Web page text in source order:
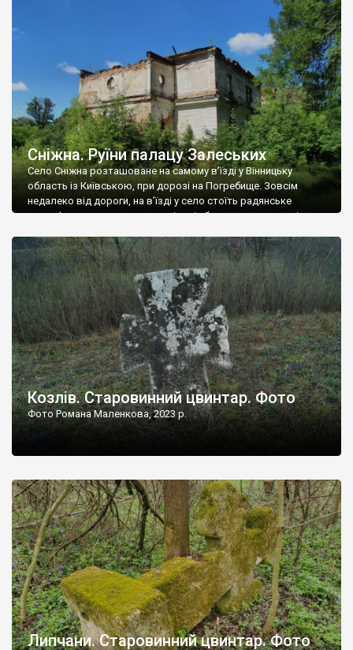
Наддністрянське відрізняється від більшості навколишніх
сіл. У селі є мурована Михайлівська церква. Точної дати […]
Сніжна. Руїни палацу Залеських
Село Сніжна розташоване на самому в’їзді у Вінницьку
область із Київською, при дорозі на Погребище. Зовсім
недалеко від дороги, на в’їзді у село стоїть радянське
рельєфне пано, яке показує жінку і яблуню, а трохи далі, десь
не видно, але видно дві стареньких колії у траві – […]
Козлів. Старовинний цвинтар. Фото
Фото Романа Маленкова, 2023 р.
Липчани. Старовинний цвинтар. Фото